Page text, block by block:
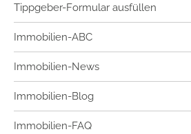
Tippgeber-Formular ausfüllen
Immobilien-ABC
Immobilien-News
Immobilien-Blog
Immobilien-FAQ